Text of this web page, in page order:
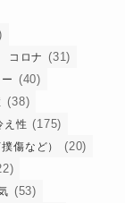
コロナ (31)
(40)
(38)
え性 (175)
傷など） (20)
(53)